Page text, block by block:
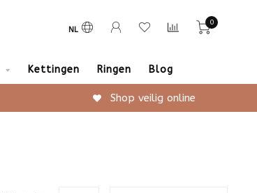
NL
0
Kettingen Ringen Blog
Shop veilig online